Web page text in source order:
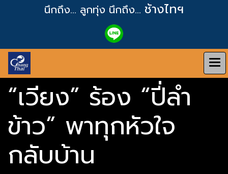
นึกถึง... ลูกทุ่ง นึกถึง... ช้างไทฯ
“เวียง” ร้อง “ปี่ลำ
ข้าว” พาทุกหัวใจ
กลับบ้าน